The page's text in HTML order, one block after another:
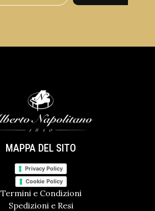
MAPPA DEL SITO
Privacy Policy
Cookie Policy
Termini e Condizioni
Spedizioni e Resi